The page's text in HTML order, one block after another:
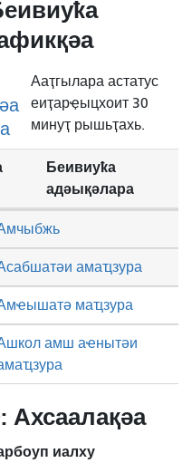
Ааҭгылара астатус
еиҭарҿыцхоит 30
минуҭ рышьҭахь.
Беивиуҟа
адәықәлара
амаҵзура
маҵзура
амш аҽнытәи
иалху